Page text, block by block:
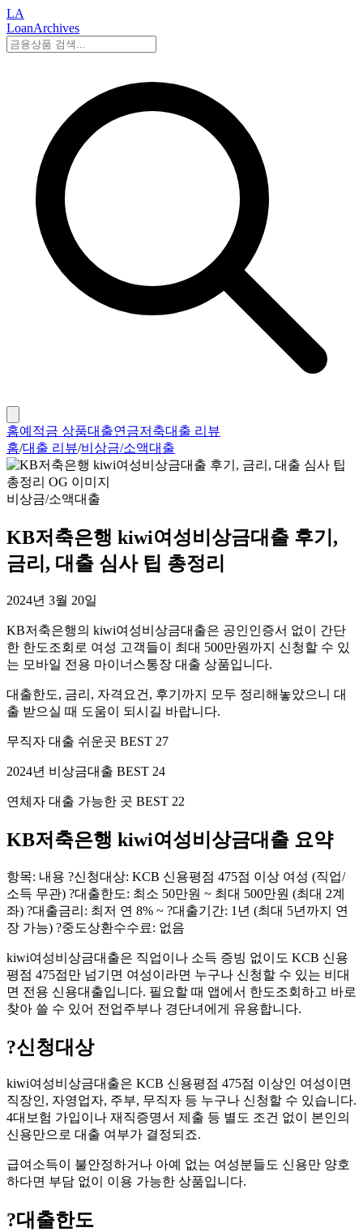
LA
LoanArchives
홈예적금 상품대출연금저축대출 리뷰
홈/대출 리뷰/비상금/소액대출
비상금/소액대출
KB저축은행 kiwi여성비상금대출 후기,
금리, 대출 심사 팁 총정리
2024년 3월 20일
KB저축은행의 kiwi여성비상금대출은 공인인증서 없이 간단
한 한도조회로 여성 고객들이 최대 500만원까지 신청할 수 있
는 모바일 전용 마이너스통장 대출 상품입니다.
대출한도, 금리, 자격요건, 후기까지 모두 정리해놓았으니 대
출 받으실 때 도움이 되시길 바랍니다.
무직자 대출 쉬운곳 BEST 27
2024년 비상금대출 BEST 24
연체자 대출 가능한 곳 BEST 22
KB저축은행 kiwi여성비상금대출 요약
항목: 내용 ?신청대상: KCB 신용평점 475점 이상 여성 (직업/
소득 무관) ?대출한도: 최소 50만원 ~ 최대 500만원 (최대 2계
좌) ?대출금리: 최저 연 8% ~ ?대출기간: 1년 (최대 5년까지 연
장 가능) ?중도상환수수료: 없음
kiwi여성비상금대출은 직업이나 소득 증빙 없이도 KCB 신용
평점 475점만 넘기면 여성이라면 누구나 신청할 수 있는 비대
면 전용 신용대출입니다. 필요할 때 앱에서 한도조회하고 바로
찾아 쓸 수 있어 전업주부나 경단녀에게 유용합니다.
?신청대상
kiwi여성비상금대출은 KCB 신용평점 475점 이상인 여성이면
직장인, 자영업자, 주부, 무직자 등 누구나 신청할 수 있습니다.
4대보험 가입이나 재직증명서 제출 등 별도 조건 없이 본인의
신용만으로 대출 여부가 결정되죠.
급여소득이 불안정하거나 아예 없는 여성분들도 신용만 양호
하다면 부담 없이 이용 가능한 상품입니다.
?대출한도